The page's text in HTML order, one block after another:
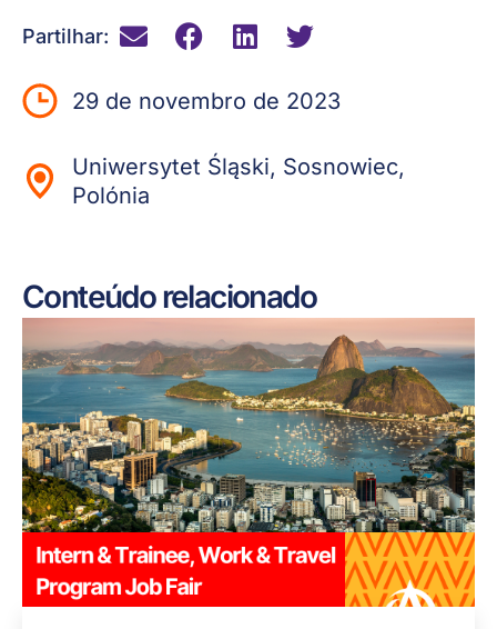
Partilhar:
29 de novembro de 2023
Uniwersytet Śląski, Sosnowiec,
Polónia
Conteúdo relacionado